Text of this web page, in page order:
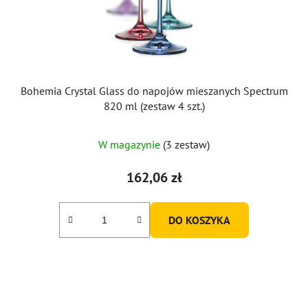
Bohemia Crystal Glass do napojów mieszanych Spectrum
820 ml (zestaw 4 szt.)
W magazynie (3 zestaw)
162,06 zł
DO KOSZYKA